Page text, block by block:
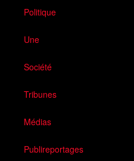
Politique
Une
Société
Tribunes
Médias
Publireportages